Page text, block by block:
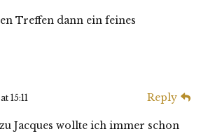
Treffen dann ein feines
15:11 Reply
Jacques wollte ich immer schon